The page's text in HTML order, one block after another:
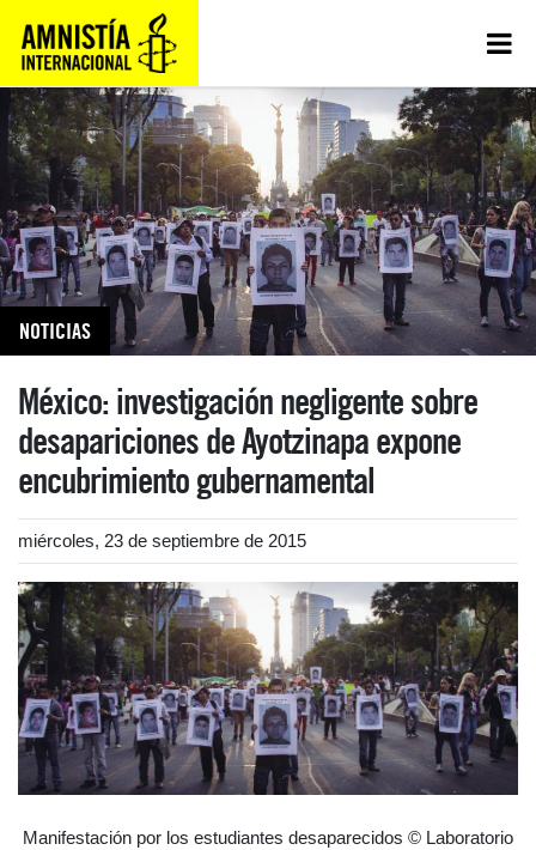
NOTICIAS
México: investigación negligente sobre
desapariciones de Ayotzinapa expone
encubrimiento gubernamental
miércoles, 23 de septiembre de 2015
Manifestación por los estudiantes desaparecidos © Laboratorio